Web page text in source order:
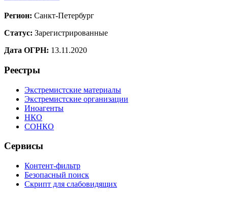
Регион: Санкт-Петербург
Статус: Зарегистрированные
Дата ОГРН: 13.11.2020
Реестры
Экстремистские материалы
Экстремистские организации
Иноагенты
НКО
СОНКО
Сервисы
Контент-фильтр
Безопасный поиск
Скрипт для слабовидящих